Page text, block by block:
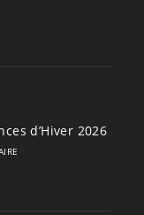
d’Hiver 2026